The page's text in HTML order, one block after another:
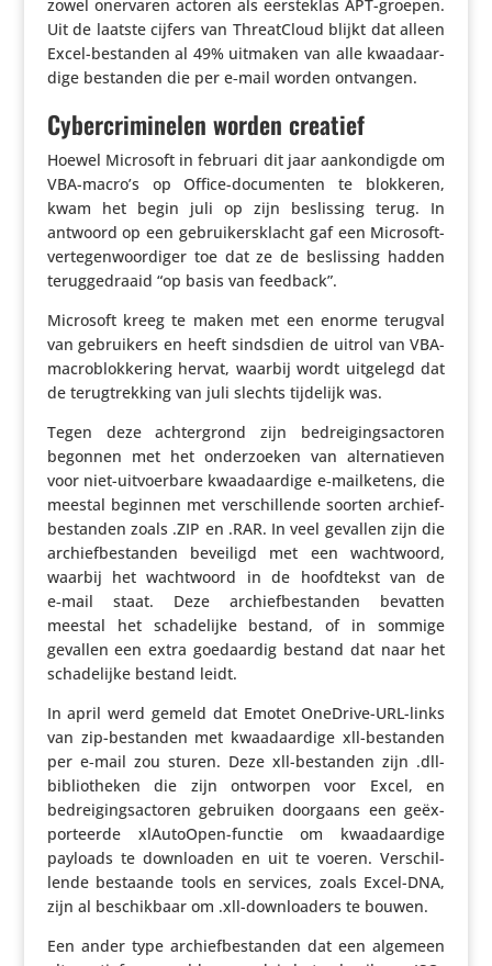
zowel onervaren actoren als eerste­klas APT-groepen.
Uit de laatste cijfers van Thre­at­Cloud blijkt dat alleen
Excel-bestanden al 49% uitmaken van alle kwaad­aar­
dige bestanden die per e‑mail worden ontvangen.
Cybercriminelen worden creatief
Hoewel Microsoft in februari dit jaar aankon­digde om
VBA-macro’s op Office-docu­menten te blokkeren,
kwam het begin juli op zijn beslis­sing terug. In
antwoord op een gebrui­kers­klacht gaf een Microsoft-
verte­gen­woor­diger toe dat ze de beslis­sing hadden
terug­ge­draaid “op basis van feedback”.
Microsoft kreeg te maken met een enorme terugval
van gebrui­kers en heeft sindsdien de uitrol van VBA-
macro­blok­ke­ring hervat, waarbij wordt uitgelegd dat
de terug­trek­king van juli slechts tijdelijk was.
Tegen deze achter­grond zijn bedrei­gings­ac­toren
begonnen met het onder­zoeken van alter­na­tieven
voor niet-uitvoer­bare kwaad­aar­dige e‑mailketens, die
meestal beginnen met verschil­lende soorten archief­
be­standen zoals .ZIP en .RAR. In veel gevallen zijn die
archief­be­standen beveiligd met een wacht­woord,
waarbij het wacht­woord in de hoofd­tekst van de
e‑mail staat. Deze archief­be­standen bevatten
meestal het scha­de­lijke bestand, of in sommige
gevallen een extra goed­aardig bestand dat naar het
scha­de­lijke bestand leidt.
In april werd gemeld dat Emotet OneDrive-URL-links
van zip-bestanden met kwaad­aar­dige xll-bestanden
per e‑mail zou sturen. Deze xll-bestanden zijn .dll-
bibli­o­theken die zijn ontworpen voor Excel, en
bedrei­gings­ac­toren gebruiken doorgaans een geëx­
por­teerde xlAu­toOpen-functie om kwaad­aar­dige
payloads te down­lo­aden en uit te voeren. Verschil­
lende bestaande tools en services, zoals Excel-DNA,
zijn al beschik­baar om .xll-down­lo­a­ders te bouwen.
Een ander type archief­be­standen dat een algemeen